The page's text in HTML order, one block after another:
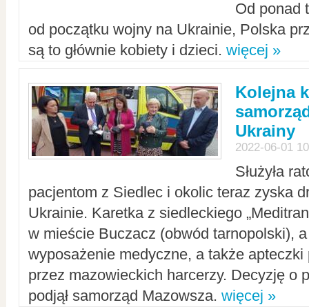
Od ponad
od początku wojny na Ukrainie, Polska
są to głównie kobiety i dzieci. więcej »
Kolejna
Ukrainy
2022-06-01
Służyła
pacjentom z Siedlec i okolic teraz zyska
Ukrainie. Karetka z siedleckiego
w mieście Buczacz (obwód tarnopolski),
wyposażenie medyczne, a także apteczki
przez mazowieckich harcerzy. Decyzję o
podjął samorząd Mazowsza. więcej »